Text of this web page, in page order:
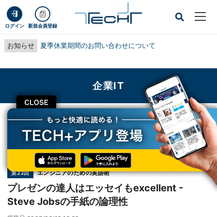
ログイン 新規会員登録
お知らせ 夏季休業期間のお問い合わせについて
CLOSE
企業IT
TECH+
企業IT
プレゼンの達人はエッセイもexcellent - Steve Jobsの手紙の論理性
第23回 エンジニアのための英語術
プレゼンの達人はエッセイもexcellent -
Steve Jobsの手紙の論理性